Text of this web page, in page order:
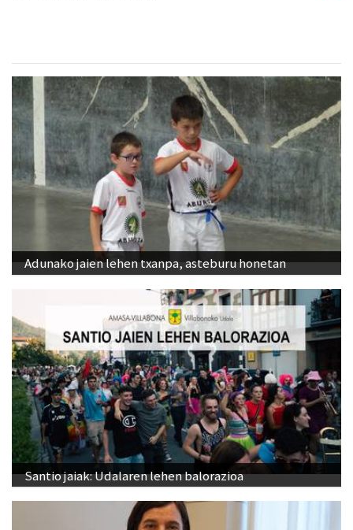
Adunako jaien lehen txanpa, asteburu honetan
Santio jaiak: Udalaren lehen balorazioa